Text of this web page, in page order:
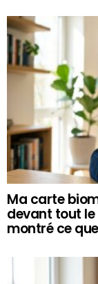
Ma carte
devant tout le
montré ce